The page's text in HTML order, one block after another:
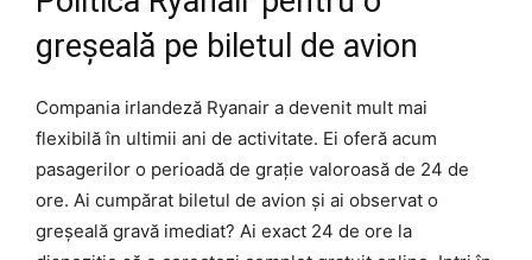
greșeală pe biletul de avion
Compania irlandeză Ryanair a devenit mult mai
flexibilă în ultimii ani de activitate. Ei oferă acum
pasagerilor o perioadă de grație valoroasă de 24 de
ore. Ai cumpărat biletul de avion și ai observat o
greșeală gravă imediat? Ai exact 24 de ore la